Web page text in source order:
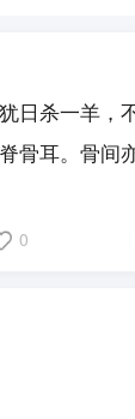
杀一羊，
骨耳。骨间
0